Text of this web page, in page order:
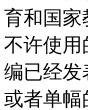
育和国家
不许使用
编已经发
或者单幅